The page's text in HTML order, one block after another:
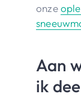
onze
Aan
ik